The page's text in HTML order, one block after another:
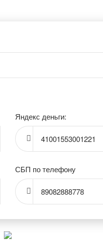
Яндекс деньги:
41001553001221
СБП по телефону
89082888778